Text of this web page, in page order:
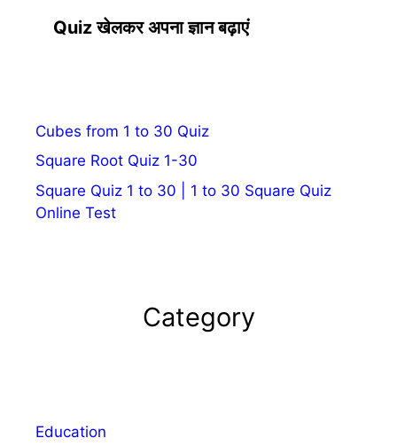
Quiz खेलकर अपना ज्ञान बढ़ाएं
Cubes from 1 to 30 Quiz
Square Root Quiz 1-30
Square Quiz 1 to 30 | 1 to 30 Square Quiz
Online Test
Category
Education